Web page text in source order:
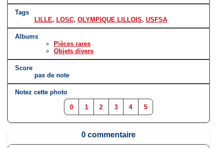
Tags
LILLE, LOSC, OLYMPIQUE LILLOIS, USFSA
Albums
Pièces rares
Objets divers
Score
pas de note
Notez cette photo
0 1 2 3 4 5
0 commentaire